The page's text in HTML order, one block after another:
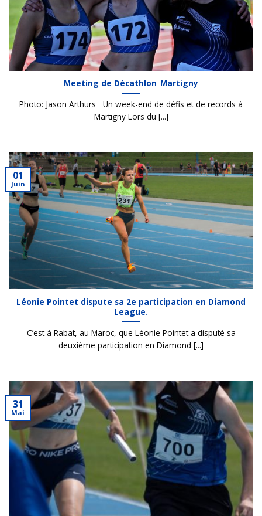
Meeting de Décathlon_Martigny
Photo: Jason Arthurs Un week-end de défis et de records à
Martigny Lors du [...]
Léonie Pointet dispute sa 2e participation en Diamond
League.
C’est à Rabat, au Maroc, que Léonie Pointet a disputé sa
deuxième participation en Diamond [...]
01
Juin
31
Mai